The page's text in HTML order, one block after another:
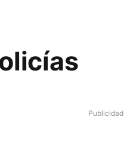
Publicidad